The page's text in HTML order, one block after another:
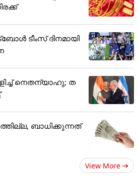
ടീംസ് ദിനമായി
നെതന്യാഹു; ത
ബാധിക്കുന്നത്
View More